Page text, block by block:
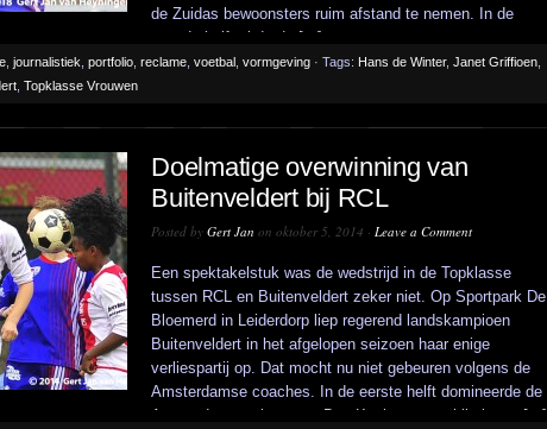
de Zuidas bewoonsters ruim afstand te nemen. In de
tweede helft ebde de [...]
journalistiek portfolio reclame voetbal vormgeving · Tags: Hans de Winter, Janet Griffioen
Topklasse Vrouwen
Doelmatige overwinning van
Buitenveldert bij RCL
Posted by Gert Jan on oktober 5, 2014 · Leave a Comment
Een spektakelstuk was de wedstrijd in de Topklasse
tussen RCL en Buitenveldert zeker niet. Op Sportpark De
Bloemerd in Leiderdorp liep regerend landskampioen
Buitenveldert in het afgelopen seizoen haar enige
verliespartij op. Dat mocht nu niet gebeuren volgens de
Amsterdamse coaches. In de eerste helft domineerde de
Amsterdamse ploeg van Don Koehorst met bij vlagen [...]